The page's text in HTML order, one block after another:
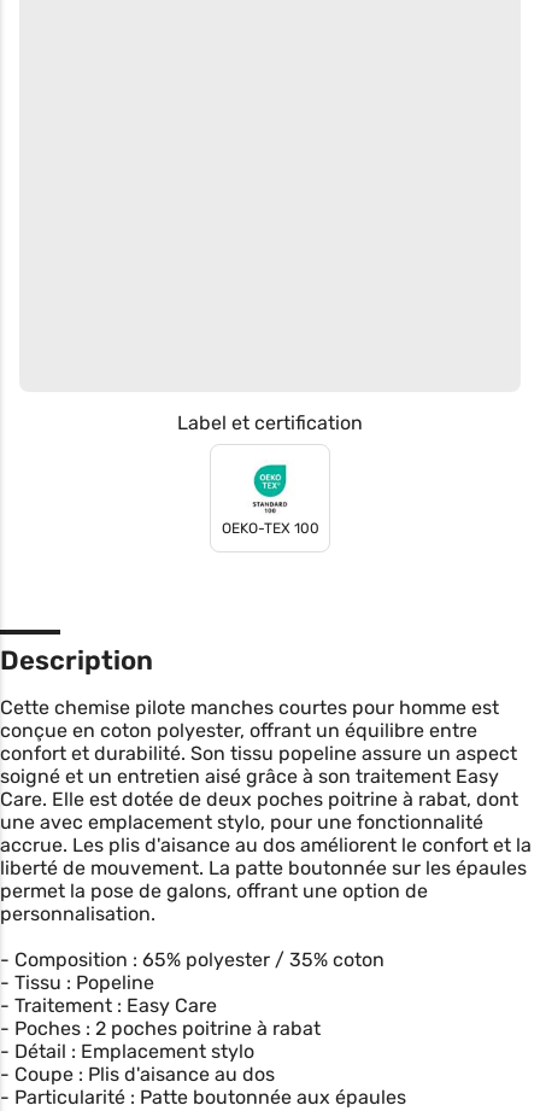
Label et certification
OEKO-TEX 100
Description
Cette chemise pilote manches courtes pour homme est
conçue en coton polyester, offrant un équilibre entre
confort et durabilité. Son tissu popeline assure un aspect
soigné et un entretien aisé grâce à son traitement Easy
Care. Elle est dotée de deux poches poitrine à rabat, dont
une avec emplacement stylo, pour une fonctionnalité
accrue. Les plis d'aisance au dos améliorent le confort et la
liberté de mouvement. La patte boutonnée sur les épaules
permet la pose de galons, offrant une option de
personnalisation.
- Composition : 65% polyester / 35% coton
- Tissu : Popeline
- Traitement : Easy Care
- Poches : 2 poches poitrine à rabat
- Détail : Emplacement stylo
- Coupe : Plis d'aisance au dos
- Particularité : Patte boutonnée aux épaules